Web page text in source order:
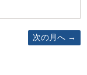
次の月へ